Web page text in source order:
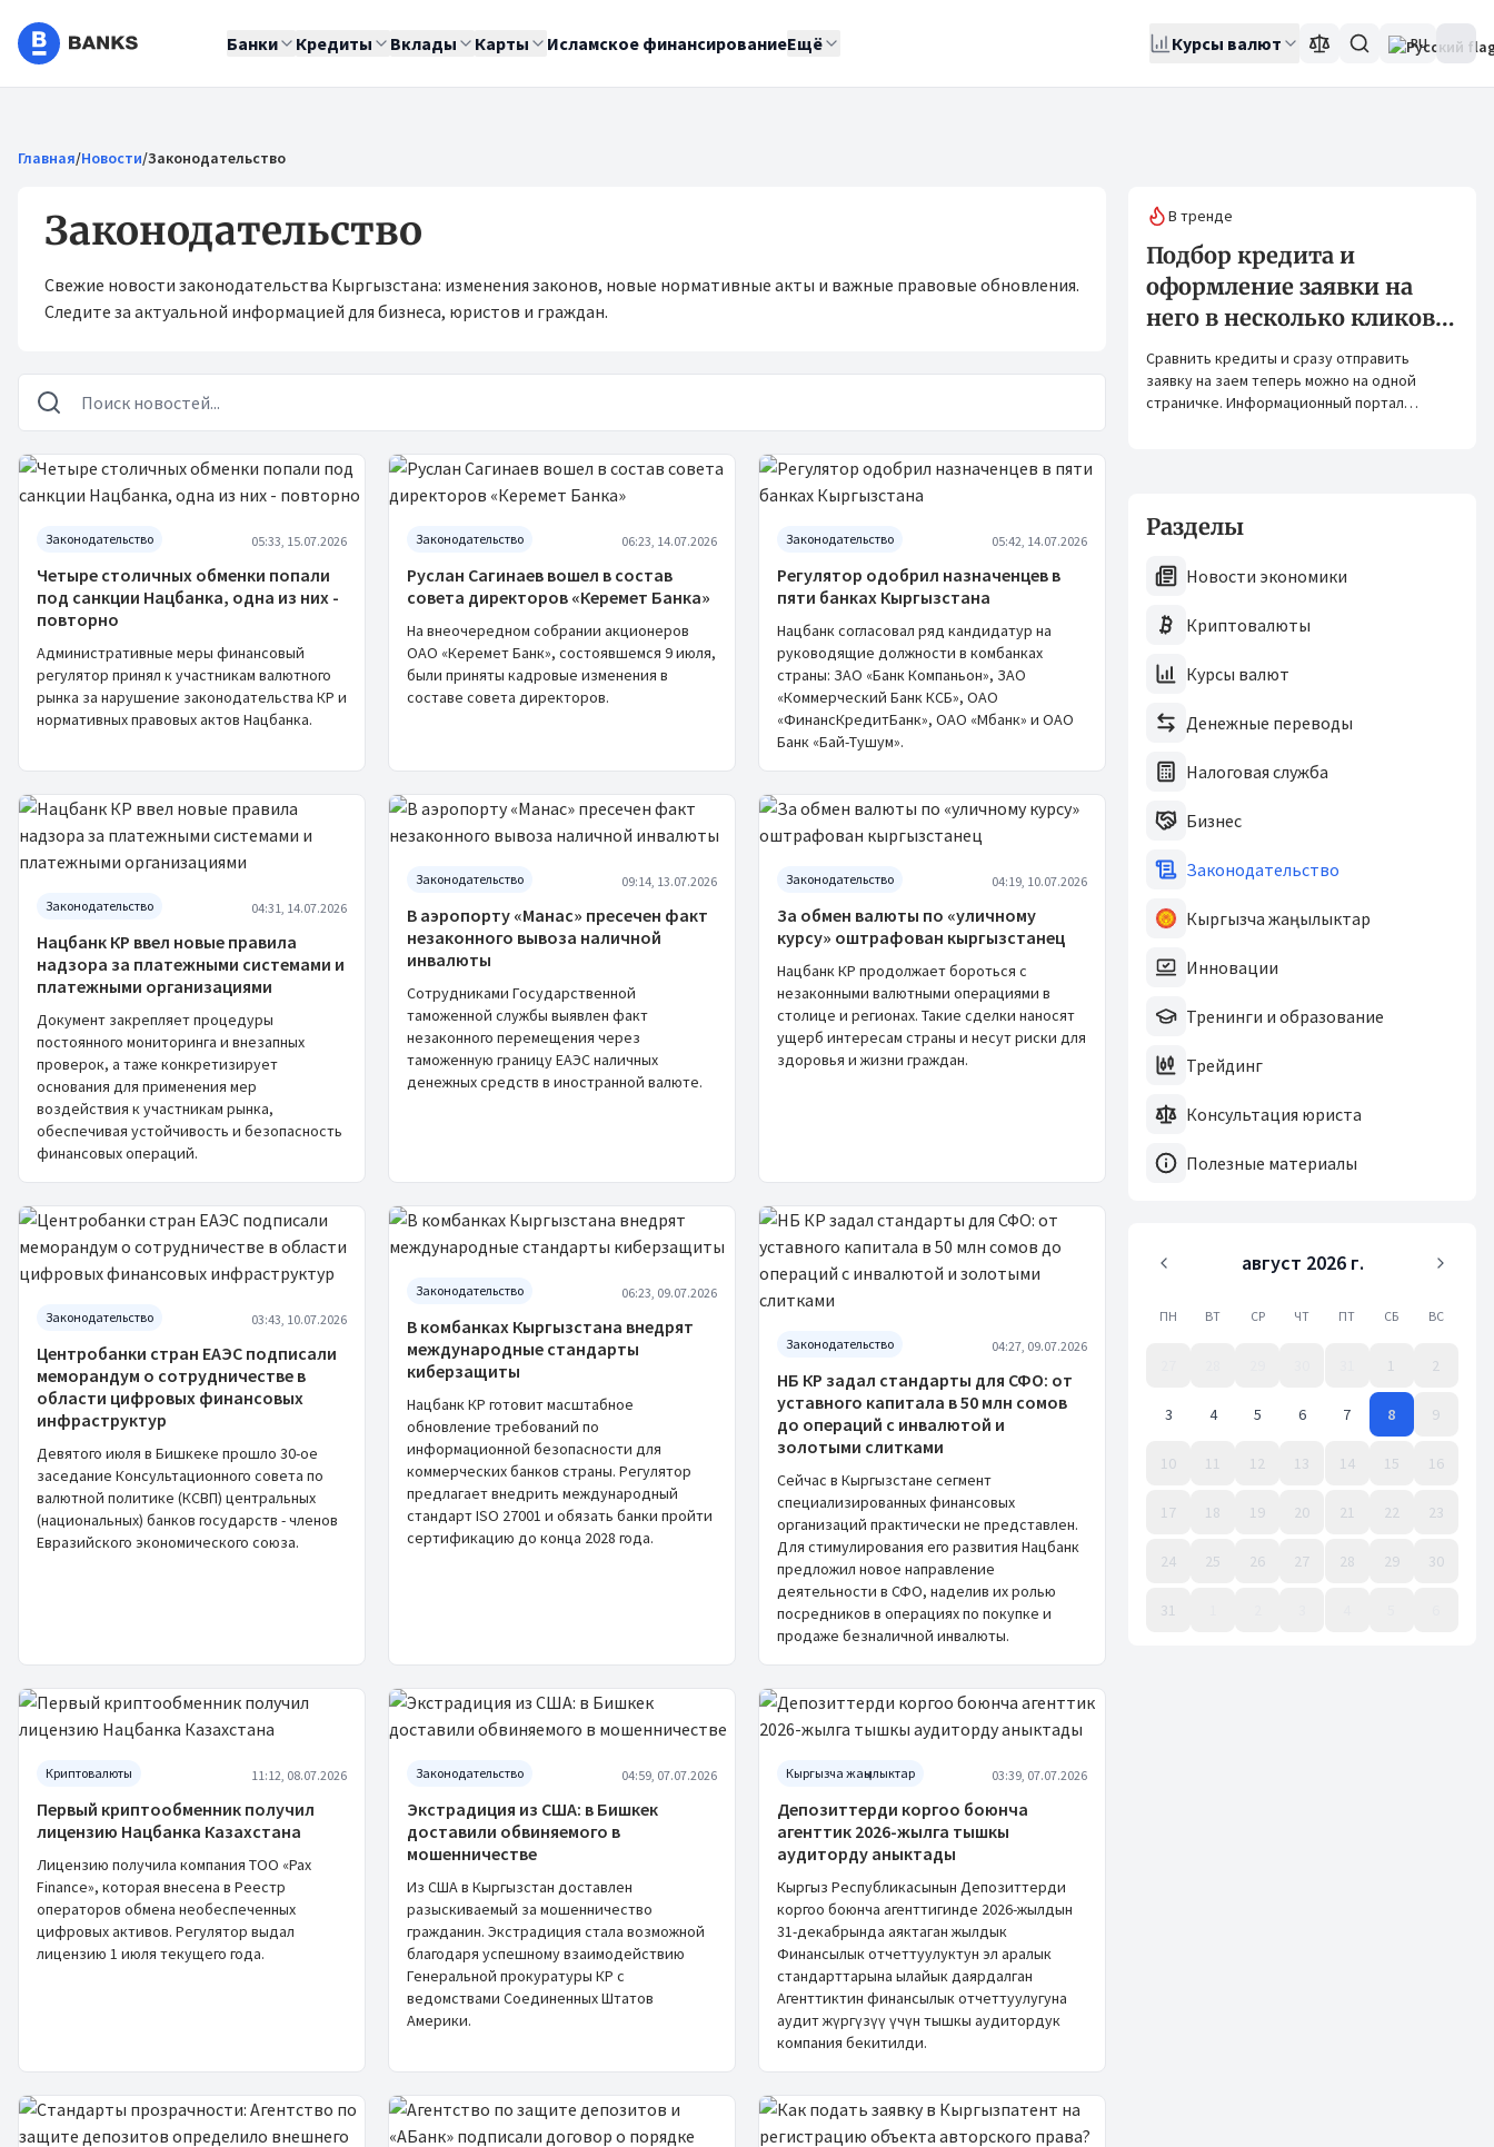
Банки Кредиты Вклады Карты Исламское финансированиеЕщё Курсы валют RU
Главная/Новости/Законодательство
Законодательство
Свежие новости законодательства Кыргызстана: изменения законов, новые нормативные акты и важные правовые обновления.
Следите за актуальной информацией для бизнеса, юристов и граждан.
Новости
Законодательство 05:33, 15.07.2026
Четыре столичных обменки попали
под санкции Нацбанка, одна из них -
повторно
Административные меры финансовый
регулятор принял к участникам валютного
рынка за нарушение законодательства КР и
нормативных правовых актов Нацбанка.
Законодательство 06:23, 14.07.2026
Руслан Сагинаев вошел в состав
совета директоров «Керемет Банка»
На внеочередном собрании акционеров
ОАО «Керемет Банк», состоявшемся 9 июля,
были приняты кадровые изменения в
составе совета директоров.
Законодательство 05:42, 14.07.2026
Регулятор одобрил назначенцев в
пяти банках Кыргызстана
Нацбанк согласовал ряд кандидатур на
руководящие должности в комбанках
страны: ЗАО «Банк Компаньон», ЗАО
«Коммерческий Банк КСБ», ОАО
«ФинансКредитБанк», ОАО «Мбанк» и ОАО
Банк «Бай-Тушум».
Законодательство 04:31, 14.07.2026
Нацбанк КР ввел новые правила
надзора за платежными системами и
платежными организациями
Документ закрепляет процедуры
постоянного мониторинга и внезапных
проверок, а таже конкретизирует
основания для применения мер
воздействия к участникам рынка,
обеспечивая устойчивость и безопасность
финансовых операций.
Законодательство 09:14, 13.07.2026
В аэропорту «Манас» пресечен факт
незаконного вывоза наличной
инвалюты
Сотрудниками Государственной
таможенной службы выявлен факт
незаконного перемещения через
таможенную границу ЕАЭС наличных
денежных средств в иностранной валюте.
Законодательство 04:19, 10.07.2026
За обмен валюты по «уличному
курсу» оштрафован кыргызстанец
Нацбанк КР продолжает бороться с
незаконными валютными операциями в
столице и регионах. Такие сделки наносят
ущерб интересам страны и несут риски для
здоровья и жизни граждан.
Законодательство 03:43, 10.07.2026
Центробанки стран ЕАЭС подписали
меморандум о сотрудничестве в
области цифровых финансовых
инфраструктур
Девятого июля в Бишкеке прошло 30-ое
заседание Консультационного совета по
валютной политике (КСВП) центральных
(национальных) банков государств - членов
Евразийского экономического союза.
Законодательство 06:23, 09.07.2026
В комбанках Кыргызстана внедрят
международные стандарты
киберзащиты
Нацбанк КР готовит масштабное
обновление требований по
информационной безопасности для
коммерческих банков страны. Регулятор
предлагает внедрить международный
стандарт ISO 27001 и обязать банки пройти
сертификацию до конца 2028 года.
Законодательство 04:27, 09.07.2026
НБ КР задал стандарты для СФО: от
уставного капитала в 50 млн сомов
до операций с инвалютой и
золотыми слитками
Сейчас в Кыргызстане сегмент
специализированных финансовых
организаций практически не представлен.
Для стимулирования его развития Нацбанк
предложил новое направление
деятельности в СФО, наделив их ролью
посредников в операциях по покупке и
продаже безналичной инвалюты.
Криптовалюты 11:12, 08.07.2026
Первый криптообменник получил
лицензию Нацбанка Казахстана
Лицензию получила компания ТОО «Pax
Finance», которая внесена в Реестр
операторов обмена необеспеченных
цифровых активов. Регулятор выдал
лицензию 1 июля текущего года.
Законодательство 04:59, 07.07.2026
Экстрадиция из США: в Бишкек
доставили обвиняемого в
мошенничестве
Из США в Кыргызстан доставлен
разыскиваемый за мошенничество
гражданин. Экстрадиция стала возможной
благодаря успешному взаимодействию
Генеральной прокуратуры КР с
ведомствами Соединенных Штатов
Америки.
Кыргызча жаңылыктар 03:39, 07.07.2026
Депозиттерди коргоо боюнча
агенттик 2026-жылга тышкы
аудиторду аныктады
Кыргыз Республикасынын Депозиттерди
коргоо боюнча агенттигинде 2026-жылдын
31-декабрында аяктаган жылдык
Финансылык отчеттуулуктун эл аралык
стандарттарына ылайык даярдалган
Агенттиктин финансылык отчеттуулугуна
аудит жүргүзүү үчүн тышкы аудитордук
компания бекитилди.
В тренде
Подбор кредита и
оформление заявки на
него в несколько кликов:
Banks.kg и Bank.kg стали
партнерами
Сравнить кредиты и сразу отправить
заявку на заем теперь можно на одной
страничке. Информационный портал
Разделы
Новости экономики
Криптовалюты
Курсы валют
Денежные переводы
Налоговая служба
Бизнес
Законодательство
Кыргызча жаңылыктар
Инновации
Тренинги и образование
Трейдинг
Консультация юриста
Полезные материалы
август 2026 г.
ПН ВТ СР ЧТ ПТ СБ ВС
1 2
3 4 5 6 7 8 9
10 11 12 13 14 15 16
17 18 19 20 21 22 23
24 25 26 27 28 29 30
31